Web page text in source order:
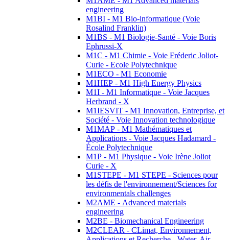
engineering
M1BI - M1 Bio-informatique (Voie
Rosalind Franklin)
M1BS - M1 Biologie-Santé - Voie Boris
Ephrussi-X
M1C - M1 Chimie - Voie Fréderic Joliot-
Curie - Ecole Polytechnique
M1ECO - M1 Economie
M1HEP - M1 High Energy Physics
M1I - M1 Informatique - Voie Jacques
Herbrand - X
M1IESVIT - M1 Innovation, Entreprise, et
Société - Voie Innovation technologique
M1MAP - M1 Mathématiques et
Applications - Voie Jacques Hadamard -
École Polytechnique
M1P - M1 Physique - Voie Irène Joliot
Curie - X
M1STEPE - M1 STEPE - Sciences pour
les défis de l'environnement/Sciences for
environmentals challenges
M2AME - Advanced materials
engineering
M2BE - Biomechanical Engineering
M2CLEAR - CLimat, Environnement,